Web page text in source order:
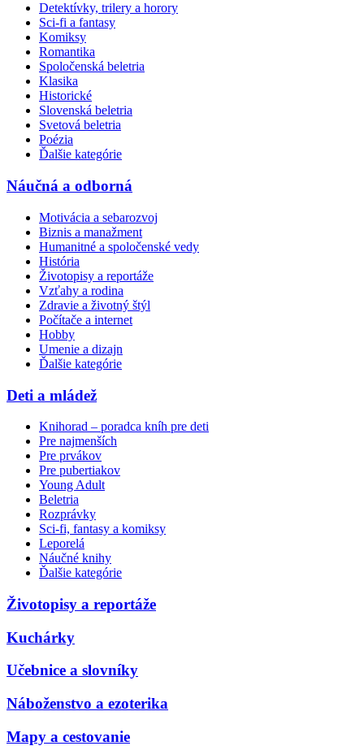
Detektívky, trilery a horory
Sci-fi a fantasy
Komiksy
Romantika
Spoločenská beletria
Klasika
Historické
Slovenská beletria
Svetová beletria
Poézia
Ďalšie kategórie
Náučná a odborná
Motivácia a sebarozvoj
Biznis a manažment
Humanitné a spoločenské vedy
História
Životopisy a reportáže
Vzťahy a rodina
Zdravie a životný štýl
Počítače a internet
Hobby
Umenie a dizajn
Ďalšie kategórie
Deti a mládež
Knihorad – poradca kníh pre deti
Pre najmenších
Pre prvákov
Pre pubertiakov
Young Adult
Beletria
Rozprávky
Sci-fi, fantasy a komiksy
Leporelá
Náučné knihy
Ďalšie kategórie
Životopisy a reportáže
Kuchárky
Učebnice a slovníky
Náboženstvo a ezoterika
Mapy a cestovanie